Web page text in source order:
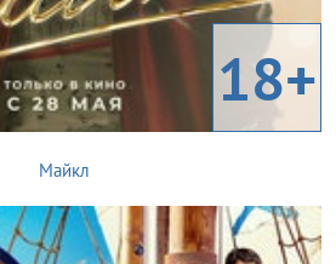
18+
Майкл